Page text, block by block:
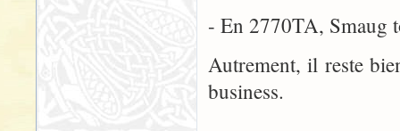
- En 2770TA, Smaug
Autrement, il reste
business.